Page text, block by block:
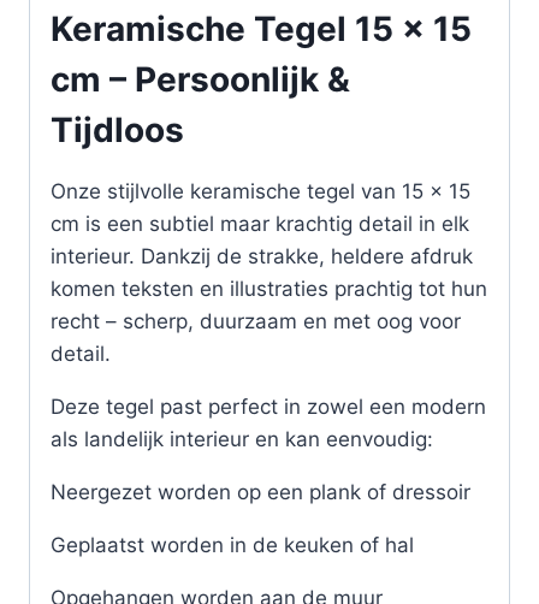
Keramische Tegel 15 x 15
cm – Persoonlijk &
Tijdloos
Onze stijlvolle keramische tegel van 15 x 15
cm is een subtiel maar krachtig detail in elk
interieur. Dankzij de strakke, heldere afdruk
komen teksten en illustraties prachtig tot hun
recht – scherp, duurzaam en met oog voor
detail.
Deze tegel past perfect in zowel een modern
als landelijk interieur en kan eenvoudig:
Neergezet worden op een plank of dressoir
Geplaatst worden in de keuken of hal
Opgehangen worden aan de muur